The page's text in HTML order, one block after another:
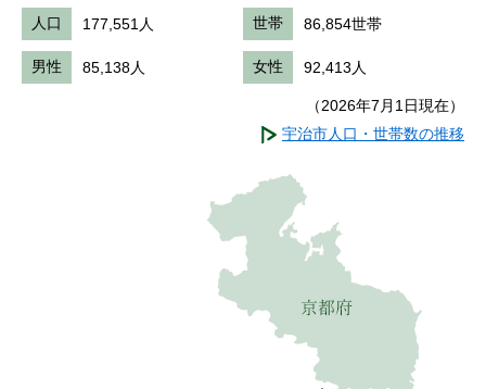
人口 177,551人 世帯 86,854世帯
男性 85,138人 女性 92,413人
（2026年7月1日現在）
宇治市人口・世帯数の推移